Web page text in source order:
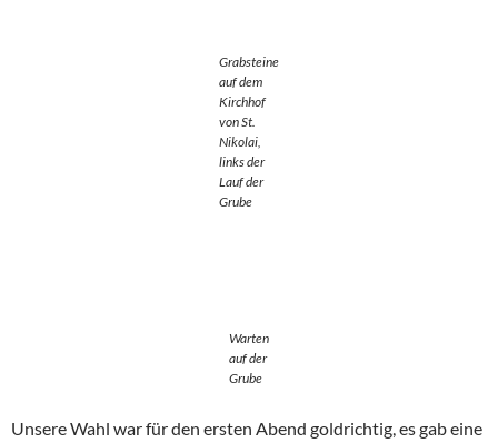
Grabsteine
auf dem
Kirchhof
von St.
Nikolai,
links der
Lauf der
Grube
Warten
auf der
Grube
Unsere Wahl war für den ersten Abend goldrichtig, es gab eine